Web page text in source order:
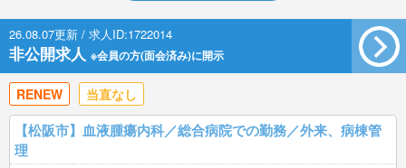
26.08.07更新 / 求人ID:1722014
非公開求人 ※会員の方(面会済み)に開示
RENEW 当直なし
【松阪市】血液腫瘍内科／総合病院での勤務／外来、病棟管
理